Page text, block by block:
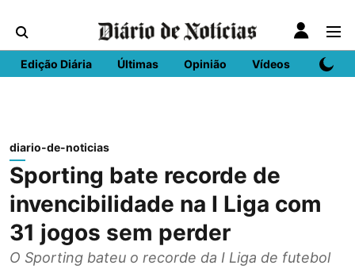
Edição Diária Últimas Opinião Vídeos DN
diario-de-noticias
Sporting bate recorde de
invencibilidade na I Liga com
31 jogos sem perder
O Sporting bateu o recorde da I Liga de futebol